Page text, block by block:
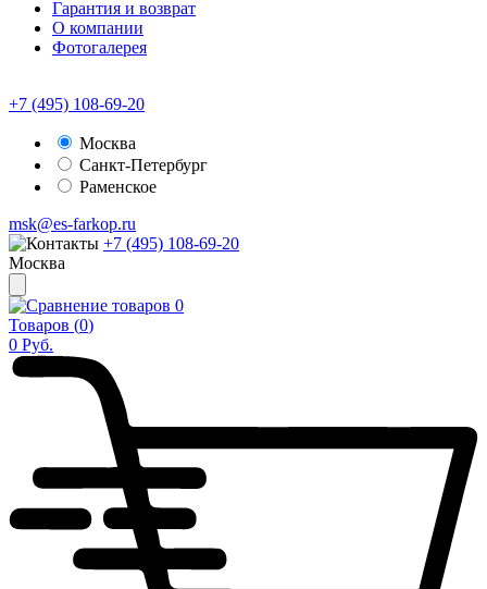
Гарантия и возврат
О компании
Фотогалерея
+7 (495) 108-69-20
Москва
Санкт-Петербург
Раменское
msk@es-farkop.ru
+7 (495) 108-69-20
Москва
0
Товаров (0)
0 Руб.